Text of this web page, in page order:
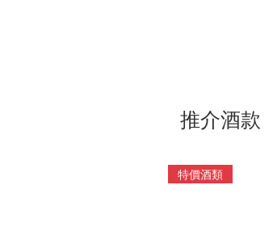
推介酒款
特價酒類